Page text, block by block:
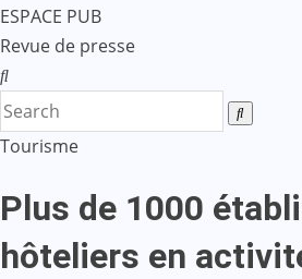
ESPACE PUB
Revue de presse
Tourisme
Plus de 1000
hôteliers en